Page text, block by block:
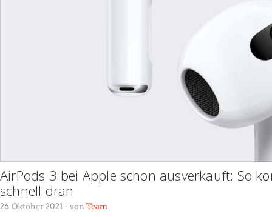
AirPods 3 bei Apple schon ausverkauft: So
schnell dran
26 Oktober 2021- vonTeam